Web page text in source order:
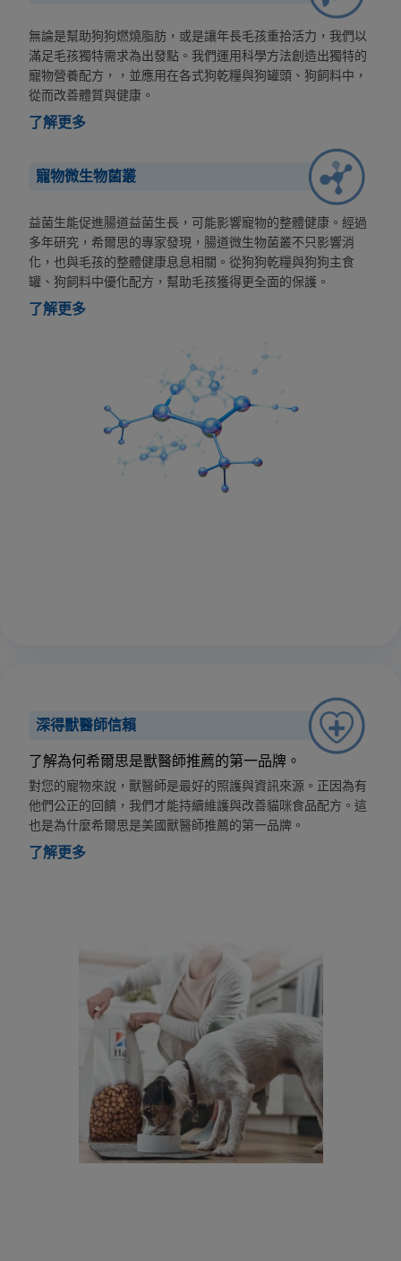
無論是幫助狗狗燃燒脂肪，或是讓年長毛孩重拾活力，我們以
滿足毛孩獨特需求為出發點。我們運用科學方法創造出獨特的
寵物營養配方，，並應用在各式狗乾糧與狗罐頭、狗飼料中，
從而改善體質與健康。
了解更多
寵物微生物菌叢
益菌生能促進腸道益菌生長，可能影響寵物的整體健康。經過
多年研究，希爾思的專家發現，腸道微生物菌叢不只影響消
化，也與毛孩的整體健康息息相關。從狗狗乾糧與狗狗主食
罐、狗飼料中優化配方，幫助毛孩獲得更全面的保護。
了解更多
深得獸醫師信賴
了解為何希爾思是獸醫師推薦的第一品牌。
對您的寵物來說，獸醫師是最好的照護與資訊來源。正因為有
他們公正的回饋，我們才能持續維護與改善貓咪食品配方。這
也是為什麼希爾思是美國獸醫師推薦的第一品牌。
了解更多